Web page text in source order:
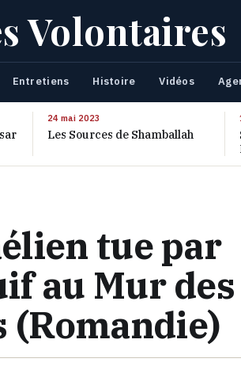
Volontaires
Entretiens Histoire Vidéos
24 mai 2023
Les Sources de Shamballah
tue par
au Mur des
(Romandie)